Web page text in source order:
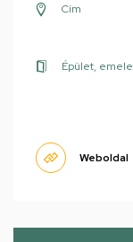
Cím
Épület,
Weboldal